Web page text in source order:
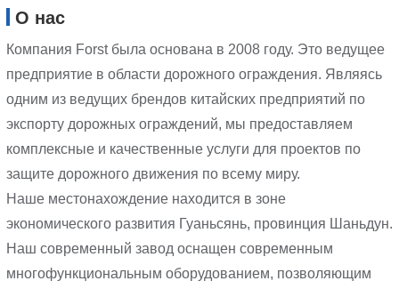
О нас
Компания Forst была основана в 2008 году. Это ведущее
предприятие в области дорожного ограждения. Являясь
одним из ведущих брендов китайских предприятий по
экспорту дорожных ограждений, мы предоставляем
комплексные и качественные услуги для проектов по
защите дорожного движения по всему миру.
Наше местонахождение находится в зоне
экономического развития Гуаньсянь, провинция Шаньдун.
Наш современный завод оснащен современным
многофункциональным оборудованием, позволяющим